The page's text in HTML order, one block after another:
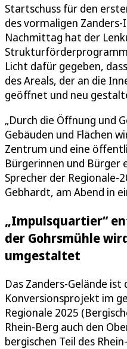
Startschuss für den
des vormaligen
Nachmittag hat der
Licht dafür gegeben,
des Areals, der an die
geöffnet und neu
„Durch die Öffnung und
Gebäuden und Flächen
Zentrum und eine
Bürgerinnen und
Sprecher der Regionale-
Gebhardt, am Abend in
„Impulsquartier“
der Gohrsmühle
umgestaltet
Das Zanders-Gelände
Konversionsprojekt im
Regionale 2025
Rhein-Berg auch den
bergischen Teil des